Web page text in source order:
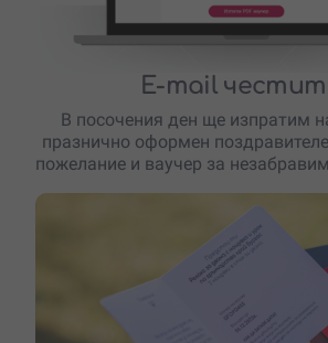
E-mail
В посочения ден ще изпратим
празнично оформен
пожелание и ваучер за